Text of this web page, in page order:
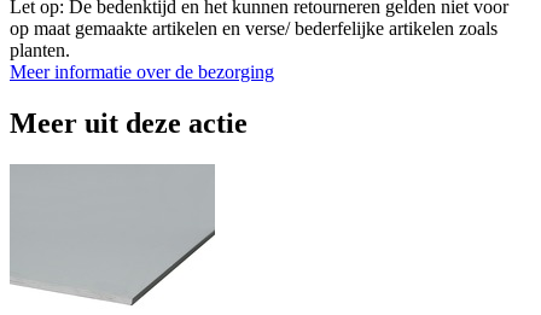
Let op: De bedenktijd en het kunnen retourneren gelden niet voor
op maat gemaakte artikelen en verse/ bederfelijke artikelen zoals
planten.
Meer informatie over de bezorging
Meer uit deze actie